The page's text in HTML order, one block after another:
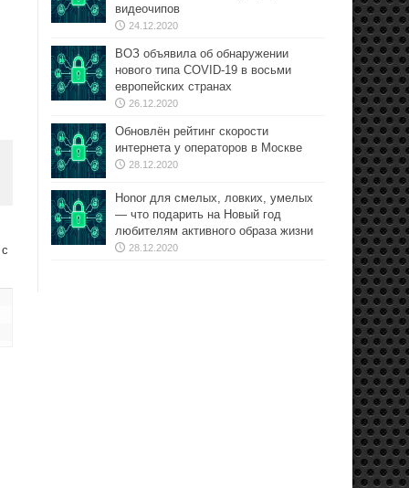
видеочипов
24.12.2020
ВОЗ объявила об обнаружении
нового типа COVID-19 в восьми
европейских странах
26.12.2020
Обновлён рейтинг скорости
интернета у операторов в Москве
28.12.2020
Honor для смелых, ловких, умелых
— что подарить на Новый год
любителям активного образа жизни
28.12.2020